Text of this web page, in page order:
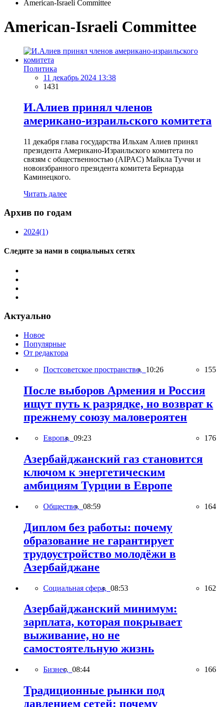
American-Israeli Committee
American-Israeli Committee
Политика
11 декабрь 2024 13:38
1431
И.Алиев принял членов
американо-израильского комитета
11 декабря глава государства Ильхам Алиев принял
президента Американо-Израильского комитета по
связям с общественностью (AIPAC) Майкла Туччи и
новоизбранного президента комитета Бернарда
Каминецкого.
Читать далее
Архив по годам
2024(1)
Следите за нами в социальных сетях
Актуально
Новое
Популярные
От редактора
Постсоветское пространство, 10:26 155
После выборов Армения и Россия
ищут путь к разрядке, но возврат к
прежнему союзу маловероятен
Европа, 09:23 176
Азербайджанский газ становится
ключом к энергетическим
амбициям Турции в Европе
Общество, 08:59 164
Диплом без работы: почему
образование не гарантирует
трудоустройство молодёжи в
Азербайджане
Социальная сфера, 08:53 162
Азербайджанский минимум:
зарплата, которая покрывает
выживание, но не
самостоятельную жизнь
Бизнес, 08:44 166
Традиционные рынки под
давлением сетей: почему